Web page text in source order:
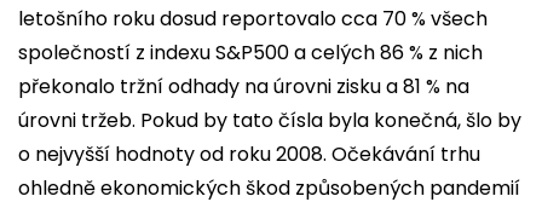
letošního roku dosud reportovalo cca 70 % všech
společností z indexu S&P500 a celých 86 % z nich
překonalo tržní odhady na úrovni zisku a 81 % na
úrovni tržeb. Pokud by tato čísla byla konečná, šlo by
o nejvyšší hodnoty od roku 2008. Očekávání trhu
ohledně ekonomických škod způsobených pandemií